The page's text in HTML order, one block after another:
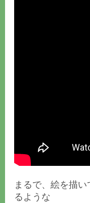
まるで、絵を描
るような